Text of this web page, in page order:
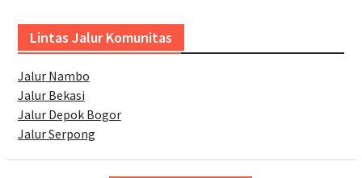
Lintas Jalur Komunitas
Jalur Nambo
Jalur Bekasi
Jalur Depok Bogor
Jalur Serpong